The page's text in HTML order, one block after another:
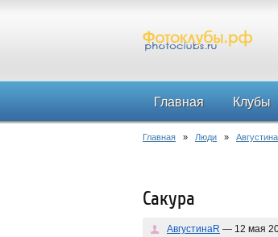
Главная Клубы
Главная » Люди »
Сакура
АвгустинаR — 12 мая